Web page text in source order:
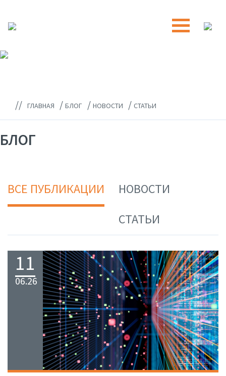
// ГЛАВНАЯ / БЛОГ / НОВОСТИ / СТАТЬИ
БЛОГ
ВСЕ ПУБЛИКАЦИИ
НОВОСТИ
СТАТЬИ
11
06.26